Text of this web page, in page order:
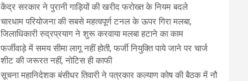
केंद्र सरकार ने पुरानी गाड़ियों की खरीद फरोख्त के नियम बदले
चारधाम परियोजना की सबसे महत्वपूर्ण टनल के ऊपर गिरा मलबा,
जिलाधिकारी रुद्रप्रयाग ने शुरू करवाया मलबा हटाने का काम
फर्जीवाड़े में समय सीमा लागू नहीं होती, फर्जी नियुक्ति पाये जाने पर चार्ज
शीट की जरूरत नहीं, नोटिस ही काफी
सूचना महानिदेशक बंसीधर तिवारी ने पत्रकार कल्याण कोष की बैठक में नौ